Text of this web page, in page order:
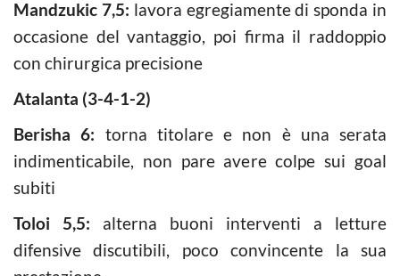
Mandzukic 7,5: lavora egregiamente di sponda in
occasione del vantaggio, poi firma il raddoppio
con chirurgica precisione
Atalanta (3-4-1-2)
Berisha 6: torna titolare e non è una serata
indimenticabile, non pare avere colpe sui goal
subiti
Toloi 5,5: alterna buoni interventi a letture
difensive discutibili, poco convincente la sua